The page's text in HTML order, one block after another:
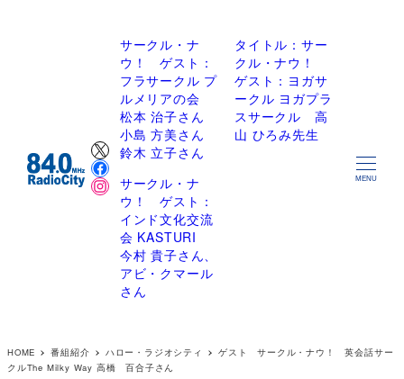
X
Facebook
Instagram
サークル・ナ
ウ！ ゲスト：
フラサークル プ
ルメリアの会
松本 治子さん
小島 方美さん
鈴木 立子さん
タイトル：サー
クル・ナウ！
ゲスト：ヨガサ
ークル ヨガプラ
スサークル 高
山 ひろみ先生
サークル・ナ
ウ！ ゲスト：
インド文化交流
会 KASTURI
今村 貴子さん、
アビ・クマール
さん
MENU
HOME 番組紹介 ハロー・ラジオシティ
ゲスト サークル・ナウ！ 英会話サー
クルThe Milky Way 高橋 百合子さん